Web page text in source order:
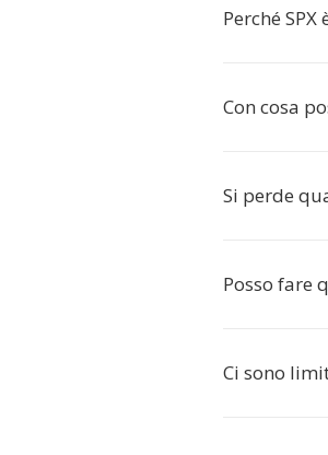
Perché
Con cosa
Si perde
Posso fare
Ci sono